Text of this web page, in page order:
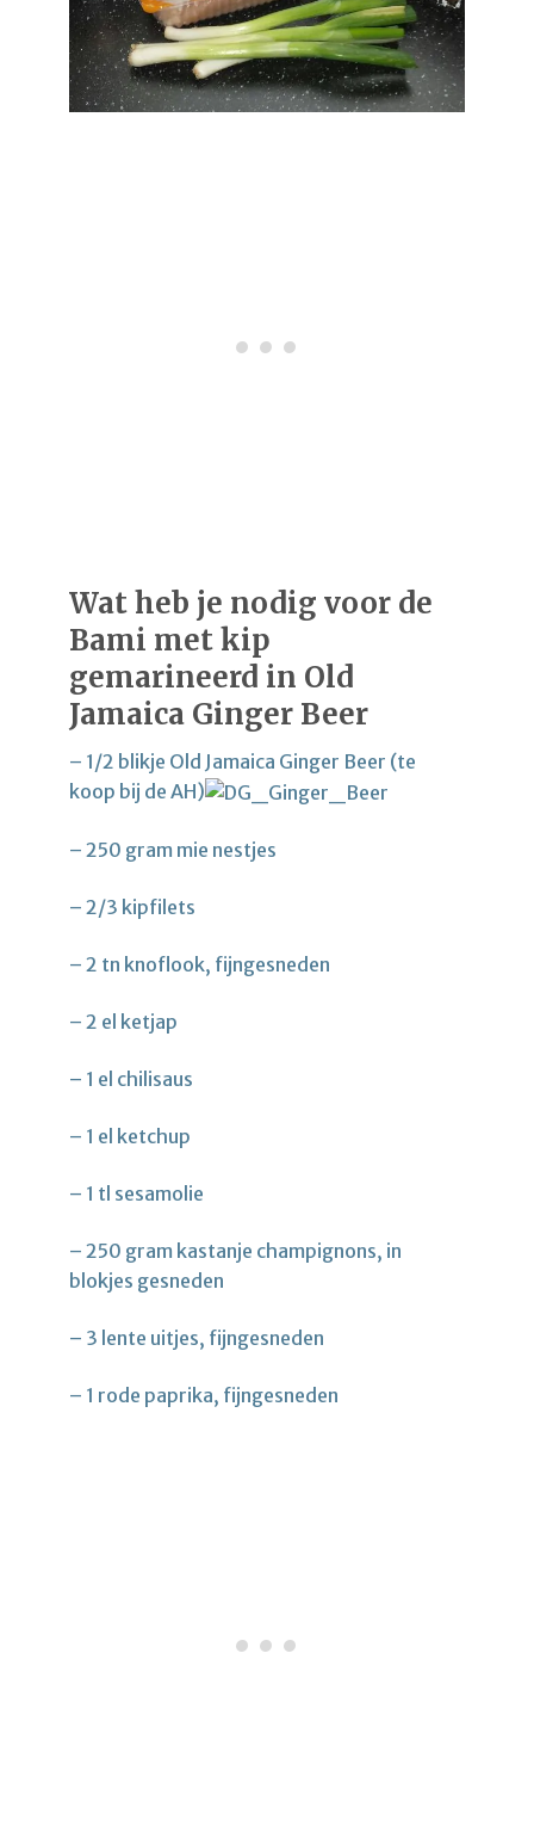
Wat heb je nodig voor de
Bami met kip
gemarineerd in Old
Jamaica Ginger Beer
– 1/2 blikje Old Jamaica Ginger Beer (te
koop bij de AH)
– 250 gram mie nestjes
– 2/3 kipfilets
– 2 tn knoflook, fijngesneden
– 2 el ketjap
– 1 el chilisaus
– 1 el ketchup
– 1 tl sesamolie
– 250 gram kastanje champignons, in
blokjes gesneden
– 3 lente uitjes, fijngesneden
– 1 rode paprika, fijngesneden